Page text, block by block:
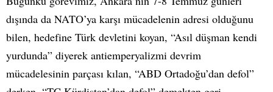
dışında da NATO’ya karşı mücadelenin adresi olduğunu
bilen, hedefine Türk devletini koyan, “Asıl düşman kendi
yurdunda” diyerek antiemperyalizmi devrim
mücadelesinin parçası kılan, “ABD Ortadoğu’dan defol”